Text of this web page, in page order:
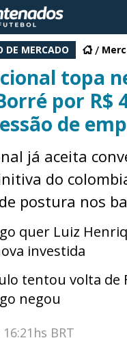
DE MERCADO
topa
por R$
de
já aceita
do
postura nos
quer Luiz
investida
tentou volta de
negou
BRT